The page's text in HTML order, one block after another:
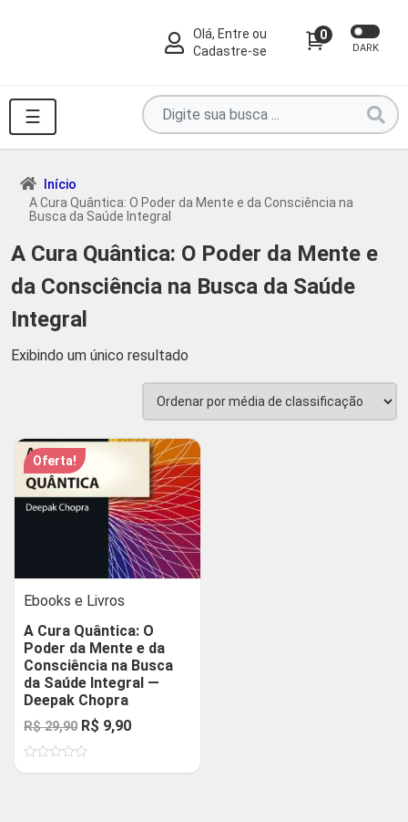
Olá, Entre ou
Cadastre-se
0
DARK
☰
Pesquise
por
produtos
...
Início
A Cura Quântica: O Poder da Mente e da Consciência na
Busca da Saúde Integral
A Cura Quântica: O Poder da Mente e
da Consciência na Busca da Saúde
Integral
Exibindo um único resultado
Oferta!
Ebooks e Livros
A Cura Quântica: O
Poder da Mente e da
Consciência na Busca
da Saúde Integral —
Deepak Chopra
R$29,90 O
preço
original
R$ 9,90O
atual